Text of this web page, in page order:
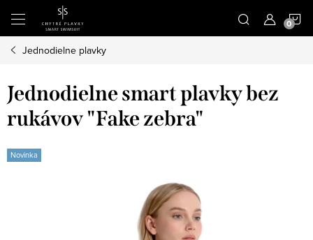
obsah
Jednodielne plavky
Jednodielne smart plavky bez
rukávov "Fake zebra"
Novinka